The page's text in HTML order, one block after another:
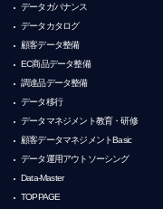
データガバナンス
データカタログ
顧客データ整備
EC商品データ整備
調達品データ整備
データ移行
データマネジメント教育・研修
顧客データマネジメントBasic
データ運用アウトソーシング
Data-Master
TOPPAGE